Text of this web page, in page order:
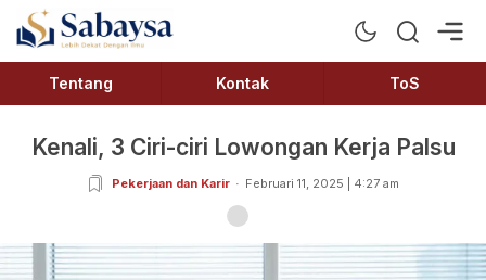
Sabaysa
Lebih Dekat Dengan Ilmu
Tentang Kontak ToS
Kenali, 3 Ciri-ciri Lowongan Kerja Palsu
Pekerjaan dan Karir Februari 11, 2025 | 4:27 am